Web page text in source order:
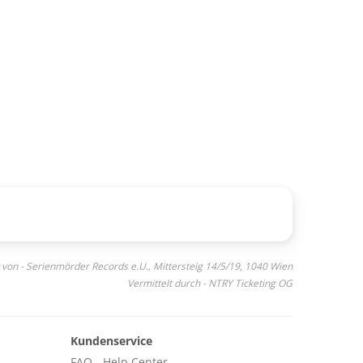
- Serienmörder Records e.U., Mittersteig 14/5/19, 1040 Wien
Vermittelt durch - NTRY Ticketing OG
Kundenservice